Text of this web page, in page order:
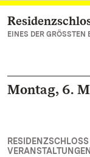
Zum
EINES DER
Montag, 6.
VERANSTALTUNGEN